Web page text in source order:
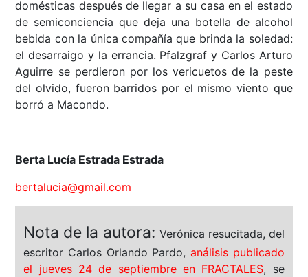
domésticas después de llegar a su casa en el estado
de semiconciencia que deja una botella de alcohol
bebida con la única compañía que brinda la soledad:
el desarraigo y la errancia. Pfalzgraf y Carlos Arturo
Aguirre se perdieron por los vericuetos de la peste
del olvido, fueron barridos por el mismo viento que
borró a Macondo.
Berta Lucía Estrada Estrada
bertalucia@gmail.com
Nota de la autora: Verónica resucitada, del
escritor Carlos Orlando Pardo, análisis publicado
el jueves 24 de septiembre en FRACTALES, se